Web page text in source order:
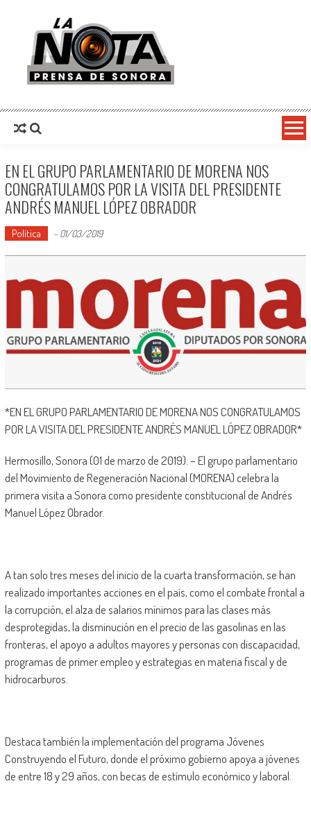
La Nota Prensa De Sonora
EN EL GRUPO PARLAMENTARIO DE MORENA NOS
CONGRATULAMOS POR LA VISITA DEL PRESIDENTE
ANDRÉS MANUEL LÓPEZ OBRADOR
Política - 01/03/2019
*EN EL GRUPO PARLAMENTARIO DE MORENA NOS CONGRATULAMOS
POR LA VISITA DEL PRESIDENTE ANDRÉS MANUEL LÓPEZ OBRADOR*
Hermosillo, Sonora (01 de marzo de 2019). – El grupo parlamentario
del Movimiento de Regeneración Nacional (MORENA) celebra la
primera visita a Sonora como presidente constitucional de Andrés
Manuel López Obrador.
A tan solo tres meses del inicio de la cuarta transformación, se han
realizado importantes acciones en el país, como el combate frontal a
la corrupción, el alza de salarios mínimos para las clases más
desprotegidas, la disminución en el precio de las gasolinas en las
fronteras, el apoyo a adultos mayores y personas con discapacidad,
programas de primer empleo y estrategias en materia fiscal y de
hidrocarburos.
Destaca también la implementación del programa Jóvenes
Construyendo el Futuro, donde el próximo gobierno apoya a jóvenes
de entre 18 y 29 años, con becas de estímulo económico y laboral.